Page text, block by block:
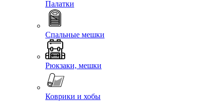
Палатки
Спальные мешки
Рюкзаки, мешки
Коврики и хобы